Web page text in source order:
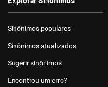
Sinônimos populares
Sinônimos atualizados
Sugerir sinônimos
Encontrou um erro?